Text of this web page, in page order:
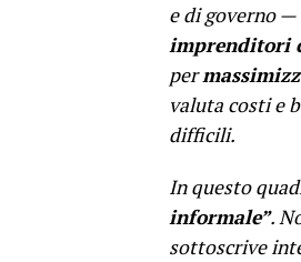
e di governo —
imprenditori
per
valuta costi e
difficili.
In questo
informale”.
sottoscrive